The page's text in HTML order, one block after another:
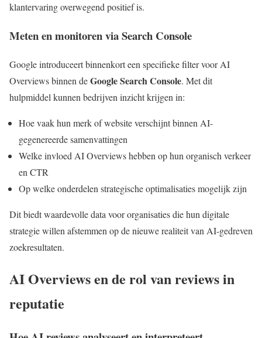
klantervaring overwegend positief is.
Meten en monitoren via Search Console
Google introduceert binnenkort een specifieke filter voor AI
Overviews binnen deGoogle Search Console. Met dit
hulpmiddel kunnen bedrijven inzicht krijgen in:
Hoe vaak hun merk of website verschijnt binnen AI-
gegenereerde samenvattingen
Welke invloed AI Overviews hebben op hun organisch verkeer
en CTR
Op welke onderdelen strategische optimalisaties mogelijk zijn
Dit biedt waardevolle data voor organisaties die hun digitale
strategie willen afstemmen op de nieuwe realiteit van AI-gedreven
zoekresultaten.
AI Overviews en de rol van reviews in
reputatie